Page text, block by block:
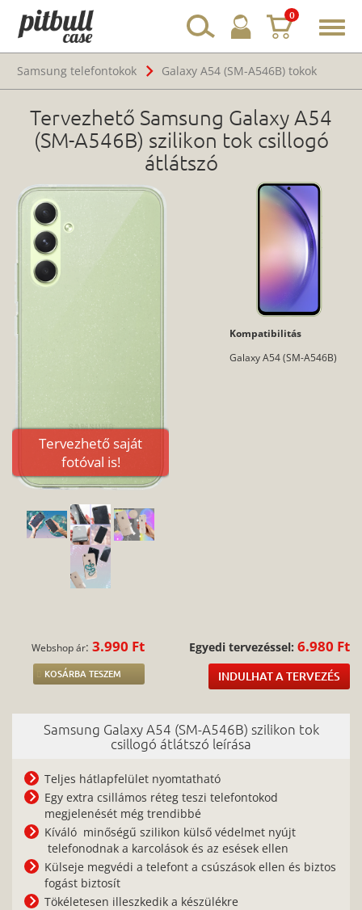
0
Samsung telefontokok
Galaxy A54 (SM-A546B) tokok
Tervezhető Samsung Galaxy A54
(SM-A546B) szilikon tok csillogó
átlátszó
Tervezhető saját
fotóval is!
Kompatibilitás
Galaxy A54 (SM-A546B)
Webshop ár:3.990 Ft
KOSÁRBA TESZEM
Egyedi tervezéssel: 6.980 Ft
INDULHAT A TERVEZÉS
Samsung Galaxy A54 (SM-A546B) szilikon tok
csillogó átlátszó leírása
Teljes hátlapfelület nyomtatható
Egy extra csillámos réteg teszi telefontokod
megjelenését még trendibbé
Kíváló minőségű szilikon külső védelmet nyújt
telefonodnak a karcolások és az esések ellen
Külseje megvédi a telefont a csúszások ellen és biztos
fogást biztosít
Tökéletesen illeszkedik a készülékre